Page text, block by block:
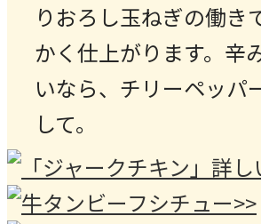
りおろし玉ねぎの働き
かく仕上がります。辛
いなら、チリーペッパ
して。